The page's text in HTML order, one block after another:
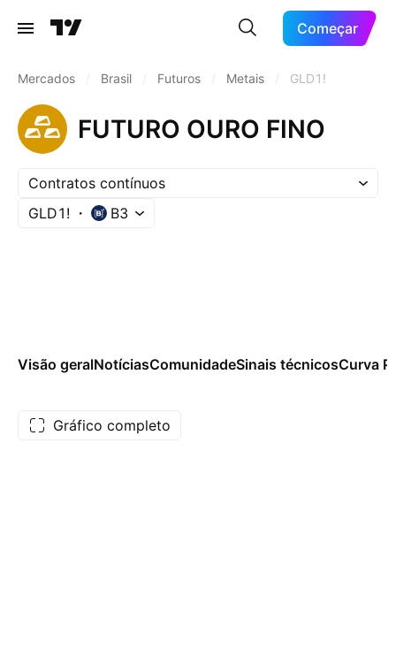
Começar
Mercados Brasil Futuros Metais GLD1!
FUTURO OURO FINO
Contratos contínuos
GLD1!
B3
Visão geralNotíciasComunidadeSinais técnicosCurva
Gráfico completo